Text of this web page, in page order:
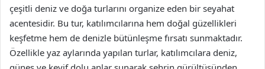
çeşitli deniz ve doğa turlarını organize eden bir seyahat
acentesidir. Bu tur, katılımcılarına hem doğal güzellikleri
keşfetme hem de denizle bütünleşme fırsatı sunmaktadır.
Özellikle yaz aylarında yapılan turlar, katılımcılara deniz,